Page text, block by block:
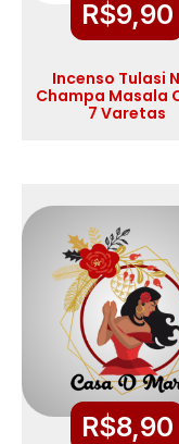
R$9,90
Incenso Tulasi
Champa Masala
7 Varetas
R$8,90